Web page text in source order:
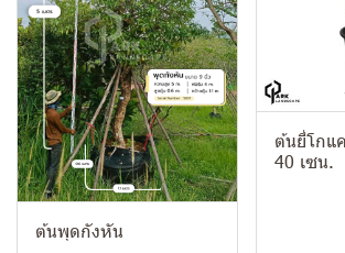
ต้นพุดกังหัน
ต้นยี่โกแ
40 เซน.